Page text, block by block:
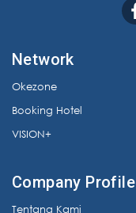
Network
Okezone
Booking Hotel
VISION+
Company Profile
Tentang Kami